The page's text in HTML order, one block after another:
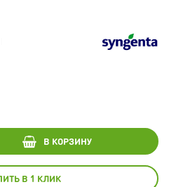
В КОРЗИНУ
В 1 КЛИК